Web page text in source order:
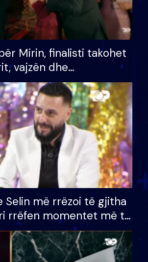
Mirin, finalisti takohet
vajzën dhe
S’kemi ndonjë letër
jo?
Selin më rrëzoi të gjitha
rrëfen momentet më të
e BB VIP: Do më
e mëngjesit kur…